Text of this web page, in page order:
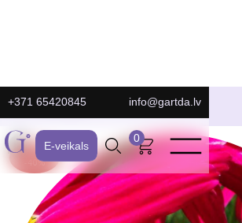
+371 65420845 info@gartda.lv
E-veikals
0
E-Veikals
ATLAIDE:
-40%